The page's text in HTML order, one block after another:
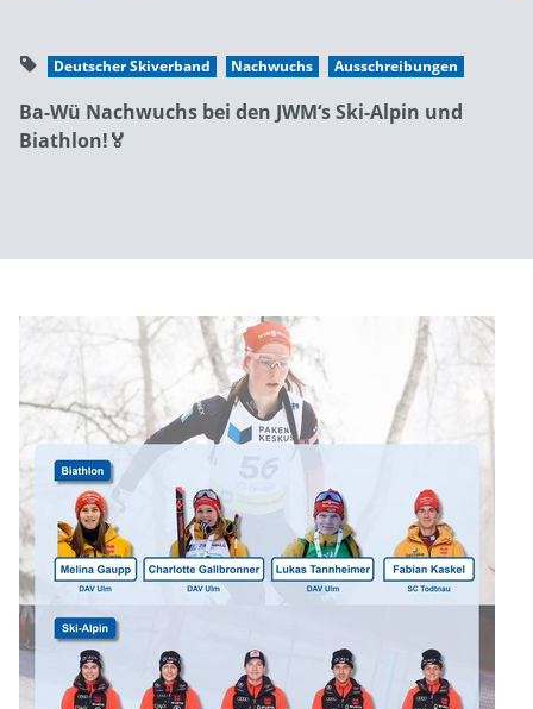
Deutscher Skiverband Nachwuchs Ausschreibungen
Ba-Wü Nachwuchs bei den JWM‘s Ski-Alpin und
Biathlon!🏅